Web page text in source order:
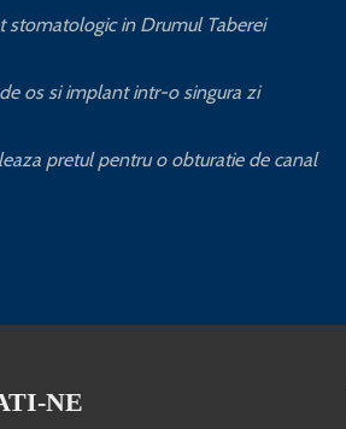
stomatologic in Drumul Taberei
os si implant intr-o singura zi
pretul pentru o obturatie de canal
NE